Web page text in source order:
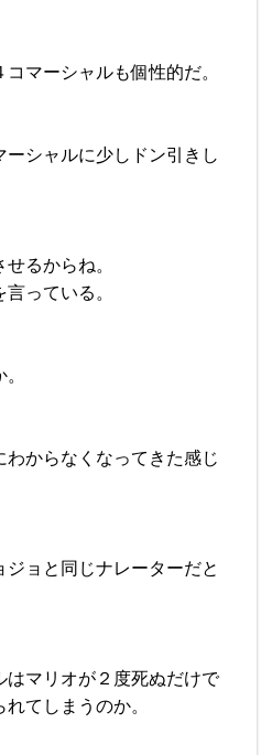
マーシャルも個性的だ。
ーシャルに少しドン引きし
るからね。
っている。
わからなくなってきた感じ
ジョと同じナレーターだと
はマリオが２度死ぬだけで
てしまうのか。